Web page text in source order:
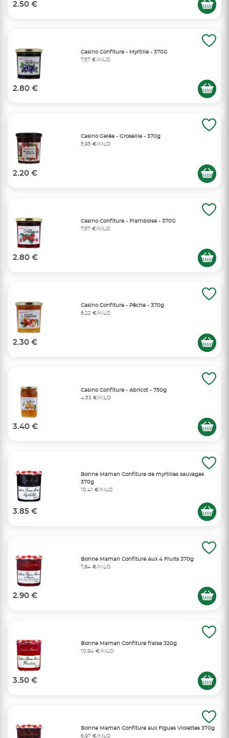
2.50 €
Casino Confiture - Myrtille - 370G
7,57 €/KILO
2.80 €
Casino Gelée - Groseille - 370g
5,95 €/KILO
2.20 €
Casino Confiture - Framboise - 370G
7,57 €/KILO
2.80 €
Casino Confiture - Pêche - 370g
6,22 €/KILO
2.30 €
Casino Confiture - Abricot - 750g
4,53 €/KILO
3.40 €
Bonne Maman Confiture de myrtilles sauvages
370g
10,41 €/KILO
3.85 €
Bonne Maman Confiture Aux 4 Fruits 370g
7,84 €/KILO
2.90 €
Bonne Maman Confiture fraise 320g
10,94 €/KILO
3.50 €
Bonne Maman Confiture aux Figues Violettes 370g
6,97 €/KILO